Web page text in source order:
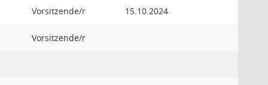
Vorsitzende/r 15.10.2024
Vorsitzende/r